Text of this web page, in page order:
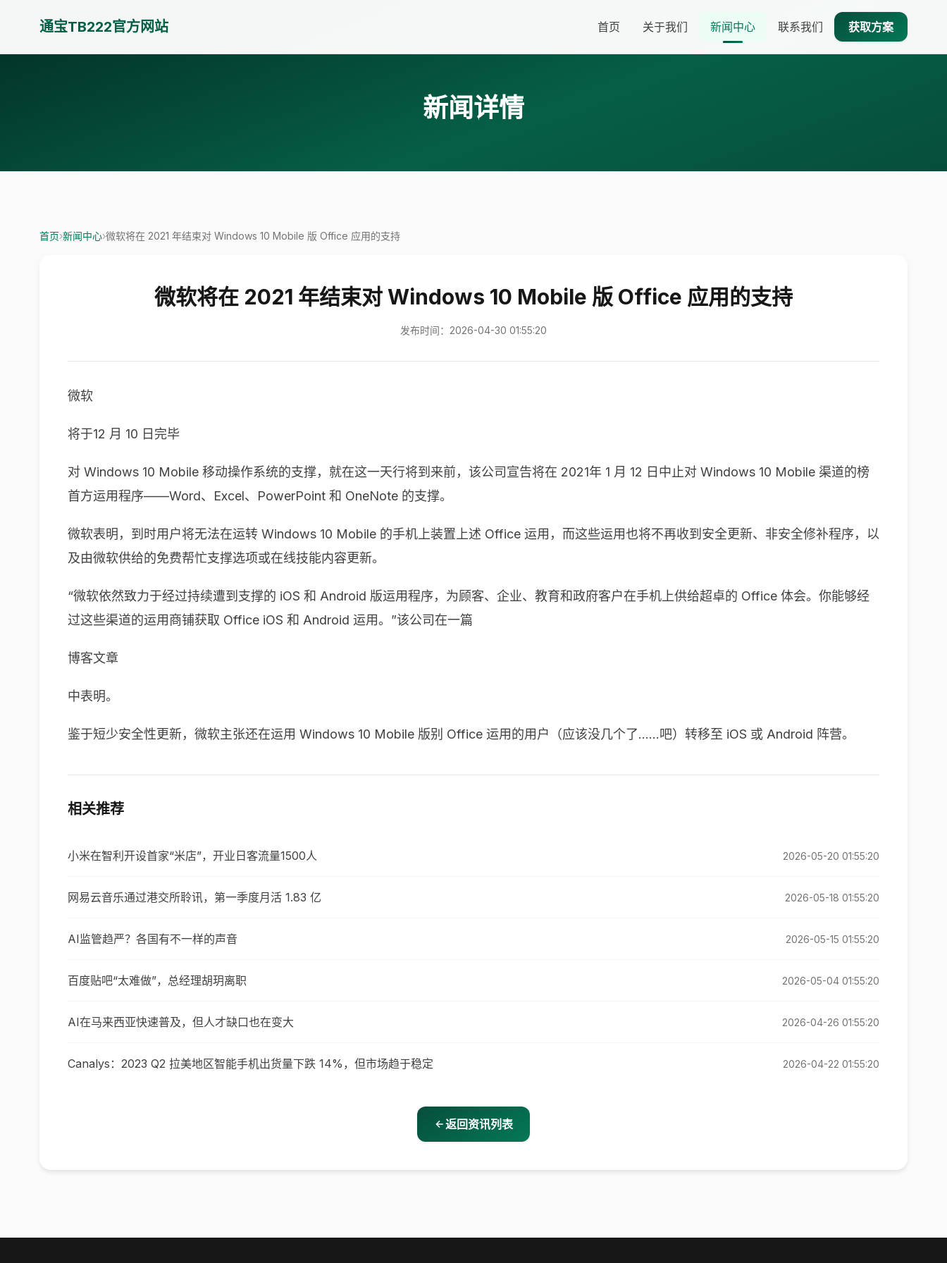
通宝TB222官方网站 首页 关于我们 新闻中心 联系我们 获取方案
新闻详情
首页›新闻中心›微软将在 2021 年结束对 Windows 10 Mobile 版 Office 应用的支持
微软将在 2021 年结束对 Windows 10 Mobile 版 Office 应用的支持
发布时间：2026-04-30 01:55:20
微软
将于12 月 10 日完毕
对 Windows 10 Mobile 移动操作系统的支撑，就在这一天行将到来前，该公司宣告将在 2021年 1 月 12 日中止对 Windows 10 Mobile 渠道的榜
首方运用程序——Word、Excel、PowerPoint 和 OneNote 的支撑。
微软表明，到时用户将无法在运转 Windows 10 Mobile 的手机上装置上述 Office 运用，而这些运用也将不再收到安全更新、非安全修补程序，以
及由微软供给的免费帮忙支撑选项或在线技能内容更新。
“微软依然致力于经过持续遭到支撑的 iOS 和 Android 版运用程序，为顾客、企业、教育和政府客户在手机上供给超卓的 Office 体会。你能够经
过这些渠道的运用商铺获取 Office iOS 和 Android 运用。”该公司在一篇
博客文章
中表明。
鉴于短少安全性更新，微软主张还在运用 Windows 10 Mobile 版别 Office 运用的用户（应该没几个了……吧）转移至 iOS 或 Android 阵营。
相关推荐
小米在智利开设首家“米店”，开业日客流量1500人 2026-05-20 01:55:20
网易云音乐通过港交所聆讯，第一季度月活 1.83 亿 2026-05-18 01:55:20
AI监管趋严？各国有不一样的声音 2026-05-15 01:55:20
百度贴吧“太难做”，总经理胡玥离职 2026-05-04 01:55:20
AI在马来西亚快速普及，但人才缺口也在变大 2026-04-26 01:55:20
Canalys：2023 Q2 拉美地区智能手机出货量下跌 14%，但市场趋于稳定 2026-04-22 01:55:20
返回资讯列表